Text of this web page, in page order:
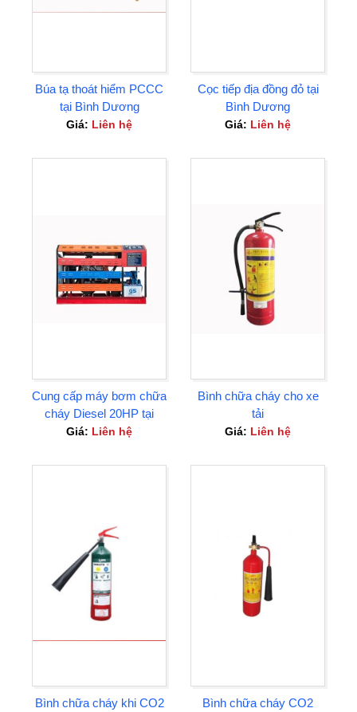
Búa tạ thoát hiểm PCCC
tại Bình Dương
Giá: Liên hệ
Cọc tiếp địa đồng đỏ tại
Bình Dương
Giá: Liên hệ
Cung cấp máy bơm chữa
cháy Diesel 20HP tại
Thuận An TP Hồ Chí
Giá: Liên hệ
Bình chữa cháy cho xe
tải
Giá: Liên hệ
Bình chữa cháy khi CO2
Bình chữa cháy CO2